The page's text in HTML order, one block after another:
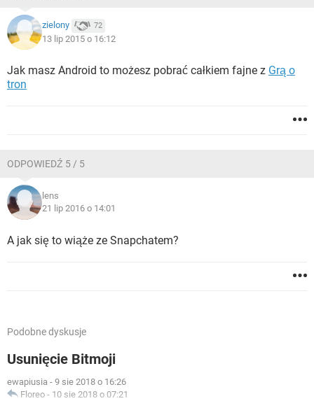
zielony 72
13 lip 2015 o 16:12
Jak masz Android to możesz pobrać całkiem fajne z Grą o
tron
ODPOWIEDŹ 5 / 5
lens
21 lip 2016 o 14:01
A jak się to wiąże ze Snapchatem?
Podobne dyskusje
Usunięcie Bitmoji
ewapiusia - 9 sie 2018 o 16:26
Floreo - 10 sie 2018 o 07:21